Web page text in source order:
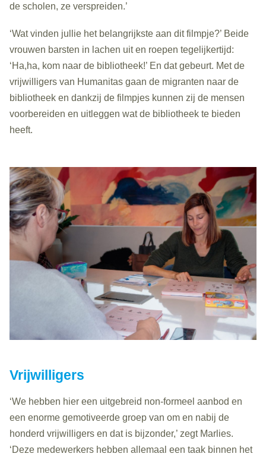
de scholen, ze verspreiden.’
‘Wat vinden jullie het belangrijkste aan dit filmpje?’ Beide
vrouwen barsten in lachen uit en roepen tegelijkertijd:
‘Ha,ha, kom naar de bibliotheek!’ En dat gebeurt. Met de
vrijwilligers van Humanitas gaan de migranten naar de
bibliotheek en dankzij de filmpjes kunnen zij de mensen
voorbereiden en uitleggen wat de bibliotheek te bieden
heeft.
Vrijwilligers
‘We hebben hier een uitgebreid non-formeel aanbod en
een enorme gemotiveerde groep van om en nabij de
honderd vrijwilligers en dat is bijzonder,’ zegt Marlies.
‘Deze medewerkers hebben allemaal een taak binnen het